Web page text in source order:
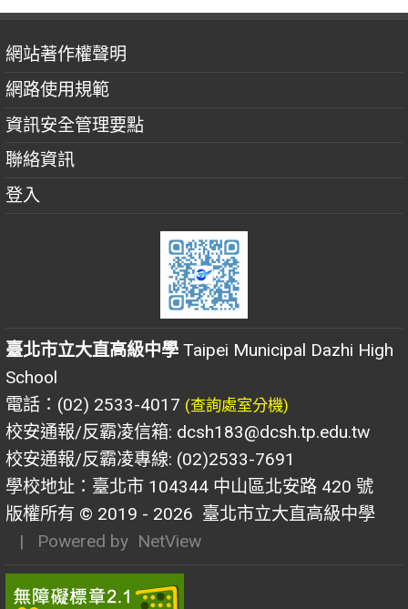
網站著作權聲明
網路使用規範
資訊安全管理要點
聯絡資訊
登入
臺北市立大直高級中學 Taipei Municipal Dazhi High
School
電話：(02) 2533-4017 (查詢處室分機)
校安通報/反霸凌信箱: dcsh183@dcsh.tp.edu.tw
校安通報/反霸凌專線: (02)2533-7691
學校地址：臺北市 104344 中山區北安路 420 號
版權所有 © 2019 - 2026 臺北市立大直高級中學
| Powered by NetView